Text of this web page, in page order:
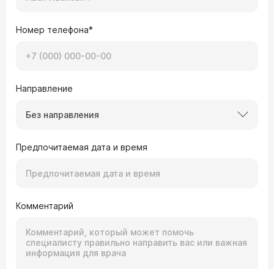
Номер телефона*
Направление
Без направления
Предпочитаемая дата и время
Комментарий